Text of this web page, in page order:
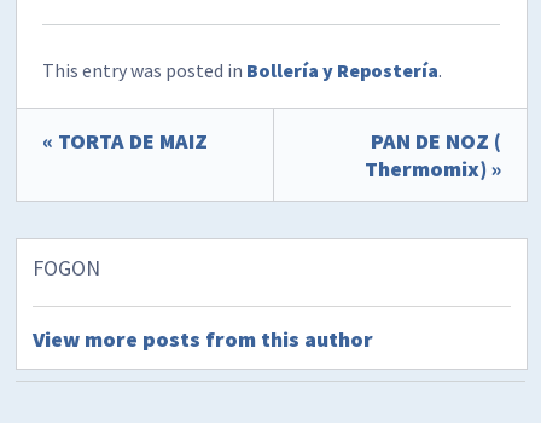
This entry was posted in Bollería y Repostería.
« TORTA DE MAIZ
PAN DE NOZ (
Thermomix) »
FOGON
View more posts from this author